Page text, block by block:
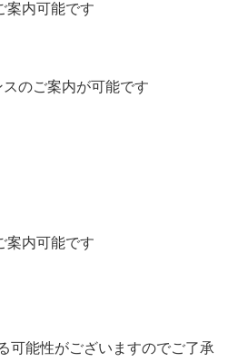
案内可能です
のご案内が可能です
案内可能です
可能性がございますのでご了承